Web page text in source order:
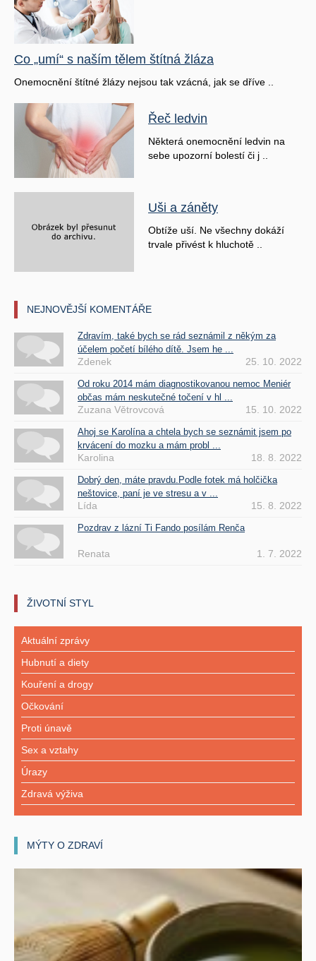
Co „umí“ s naším tělem štítná žláza
Onemocnění štítné žlázy nejsou tak vzácná, jak se dříve ..
Řeč ledvin
Některá onemocnění ledvin na
sebe upozorní bolestí či j ..
Uši a záněty
Obtíže uší. Ne všechny dokáží
trvale přivést k hluchotě ..
NEJNOVĚJŠÍ KOMENTÁŘE
Zdravím, také bych se rád seznámil z někým za
účelem početí bílého dítě. Jsem he ...
Zdenek 25. 10. 2022
Od roku 2014 mám diagnostikovanou nemoc Meniér
občas mám neskutečné točení v hl ...
Zuzana Větrovcová 15. 10. 2022
Ahoj se Karolína a chtela bych se seznámit jsem po
krvácení do mozku a mám probl ...
Karolina 18. 8. 2022
Dobrý den, máte pravdu.Podle fotek má holčička
neštovice, paní je ve stresu a v ...
Lída 15. 8. 2022
Pozdrav z lázní Ti Fando posílám Renča
Renata 1. 7. 2022
ŽIVOTNÍ STYL
Aktuální zprávy
Hubnutí a diety
Kouření a drogy
Očkování
Proti únavě
Sex a vztahy
Úrazy
Zdravá výživa
MÝTY O ZDRAVÍ